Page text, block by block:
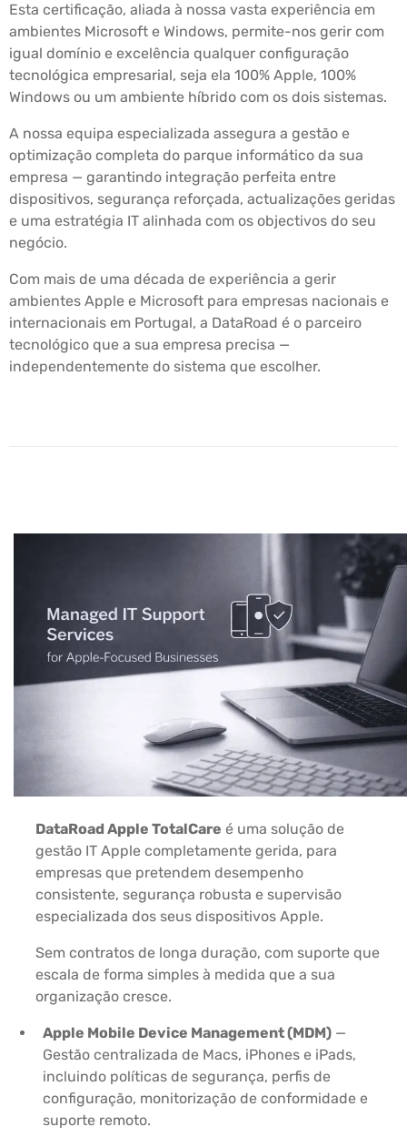
Esta certificação, aliada à nossa vasta experiência em
ambientes Microsoft e Windows, permite-nos gerir com
igual domínio e excelência qualquer configuração
tecnológica empresarial, seja ela 100% Apple, 100%
Windows ou um ambiente híbrido com os dois sistemas.
A nossa equipa especializada assegura a gestão e
optimização completa do parque informático da sua
empresa — garantindo integração perfeita entre
dispositivos, segurança reforçada, actualizações geridas
e uma estratégia IT alinhada com os objectivos do seu
negócio.
Com mais de uma década de experiência a gerir
ambientes Apple e Microsoft para empresas nacionais e
internacionais em Portugal, a DataRoad é o parceiro
tecnológico que a sua empresa precisa —
independentemente do sistema que escolher.
DataRoad Apple TotalCare é uma solução de
gestão IT Apple completamente gerida, para
empresas que pretendem desempenho
consistente, segurança robusta e supervisão
especializada dos seus dispositivos Apple.
Sem contratos de longa duração, com suporte que
escala de forma simples à medida que a sua
organização cresce.
Apple Mobile Device Management (MDM) —
Gestão centralizada de Macs, iPhones e iPads,
incluindo políticas de segurança, perfis de
configuração, monitorização de conformidade e
suporte remoto.